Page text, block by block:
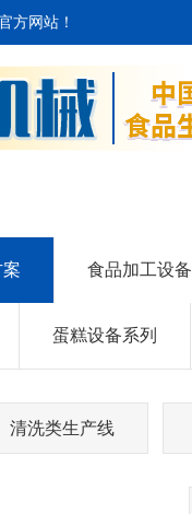
方网站！
食品加工设备
蛋糕设备系列
清洗类生产线